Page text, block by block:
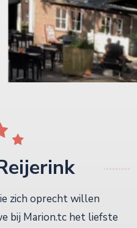
zich oprecht willen
bij Marion.tc het liefste